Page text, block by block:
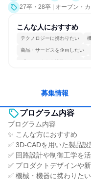
27卒・28卒 | オープン・
こんな人におすすめ
テクノロジーに携わりたい
商品・サービスを企画したい
プロジェクトを推進したい
募集情報
プログラム内容
プログラム内容
✨ こんな方におすすめ
✅ 3D-CADを用いた製品
✅ 回路設計や制御工学を
✅ プロダクトデザインや
✅ 機械・機器に携わりた